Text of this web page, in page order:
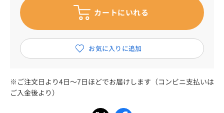
※ご注文日より4日～7日ほどでお届けします（コンビニ支払いは
ご入金後より）